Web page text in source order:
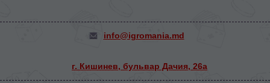
info@igromania.md
г. Кишинев, бульвар Дачия, 26а